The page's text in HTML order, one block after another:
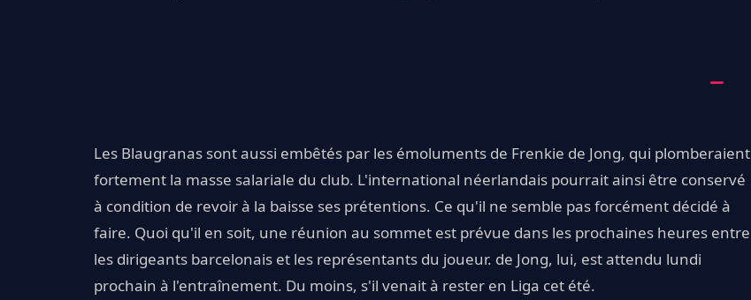
Les Blaugranas sont aussi embêtés par les émoluments de Frenkie de Jong, qui plomberaient
fortement la masse salariale du club. L'international néerlandais pourrait ainsi être conservé
à condition de revoir à la baisse ses prétentions. Ce qu'il ne semble pas forcément décidé à
faire. Quoi qu'il en soit, une réunion au sommet est prévue dans les prochaines heures entre
les dirigeants barcelonais et les représentants du joueur. de Jong, lui, est attendu lundi
prochain à l'entraînement. Du moins, s'il venait à rester en Liga cet été.